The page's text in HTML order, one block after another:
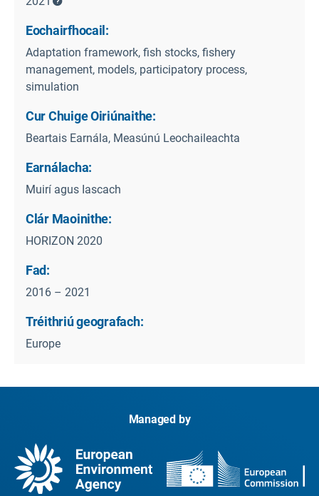
Eochairfhocail:
Adaptation framework, fish stocks, fishery
management, models, participatory process,
simulation
Cur Chuige Oiriúnaithe:
Beartais Earnála, Measúnú Leochaileachta
Earnálacha:
Muirí agus Iascach
Clár Maoinithe:
HORIZON 2020
Fad:
2016 – 2021
Tréithriú geografach:
Europe
Managed by